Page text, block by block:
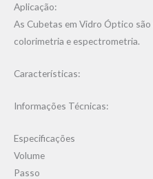
Aplicação:
As Cubetas em Vidro Óptico
colorimetria e espectrometria.
Características:
Informações Técnicas:
Volume
Passo